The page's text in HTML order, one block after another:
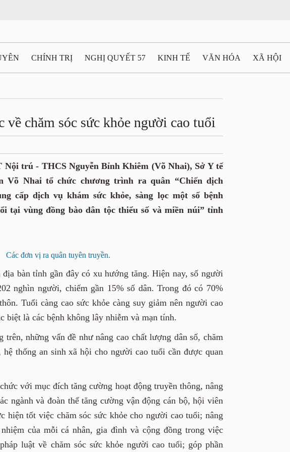
CHÍNH TRỊ NGHỊ QUYẾT 57 KINH TẾ VĂN HÓA XÃ HỘI
TÀI NGUYÊN - MÔI TRƯỜNG THỂ THAO THÔNG TIN - QUẢNG CÁO
THÁI NGUYÊN
về chăm sóc sức khỏe người cao tuổi
Nội trú - THCS Nguyễn Bỉnh Khiêm (Võ Nhai), Sở Y tế
Võ Nhai tổ chức chương trình ra quân “Chiến dịch
cấp dịch vụ khám sức khỏe, sàng lọc một số bệnh
tại vùng đồng bào dân tộc thiểu số và miền núi” tỉnh
Các đơn vị ra quân tuyên truyền.
bàn tỉnh gần đây có xu hướng tăng. Hiện nay, số người
nghìn người, chiếm gần 15% số dân. Trong đó có 70%
Tuổi càng cao sức khỏe càng suy giảm nên người cao
biệt là các bệnh không lây nhiễm và mạn tính.
trên, những vấn đề như nâng cao chất lượng dân số, chăm
thống an sinh xã hội cho người cao tuổi cần được quan
với mục đích tăng cường hoạt động truyền thông, nâng
ngành và đoàn thể tăng cường vận động cán bộ, hội viên
hiện tốt việc chăm sóc sức khỏe cho người cao tuổi; nâng
của mỗi cá nhân, gia đình và cộng đồng trong việc
luật về chăm sóc sức khỏe người cao tuổi; góp phần